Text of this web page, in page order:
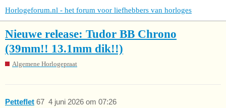
Horlogeforum.nl - het forum voor liefhebbers van horloges
Nieuwe release: Tudor BB Chrono
(39mm!! 13.1mm dik!!)
Algemene Horlogepraat
Petteflet 4 juni 2026 om 07:26
67